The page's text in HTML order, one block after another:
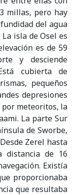
millas, pero hay
del agua
isla de Osel es
es de 59
y desciende
cubierta de
pequeños
depresiones
por meteoritos, la
La parte Sur
de Sworbe,
Zerel hasta
distancia de 16
Existía
proporcionaba
que resultaba